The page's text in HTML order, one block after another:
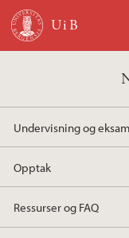
Hopp til hovedinnhold
Undervisning og
Opptak
Ressurser og FAQ